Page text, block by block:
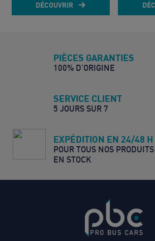
DÉCOUVRIR
PIÈCES GARANTIES
100% D’ORIGINE
SERVICE CLIENT
5 JOURS SUR 7
EXPÉDITION EN 24/48 H
POUR TOUS NOS PRODUITS
EN STOCK